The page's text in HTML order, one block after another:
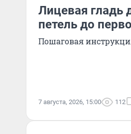
Лицевая гладь
петель до
Пошаговая
7 августа, 2026, 15:00 112